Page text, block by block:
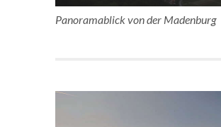
Panoramablick von der Madenburg